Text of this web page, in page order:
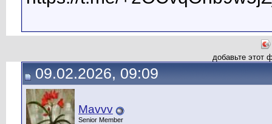
добавьте этот
09.02.2026, 09:09
Mavvv
Senior Member